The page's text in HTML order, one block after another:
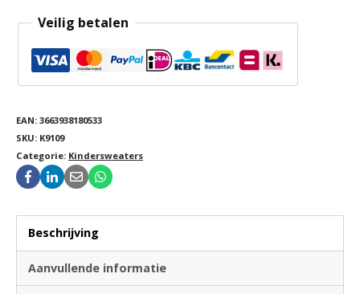
Veilig betalen
EAN: 3663938180533
SKU: K9109
Categorie: Kindersweaters
Beschrijving
Aanvullende informatie